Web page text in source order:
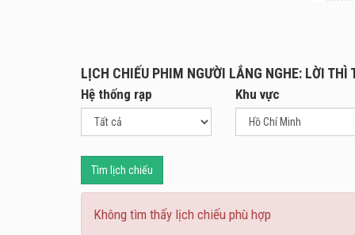
Điều
LỊCH CHIẾU PHIM NGƯỜI LẮNG NGHE: LỜI THÌ
Hệ thống rạp Khu vực
Tìm lịch chiếu
Không tìm thấy lịch chiếu phù hợp